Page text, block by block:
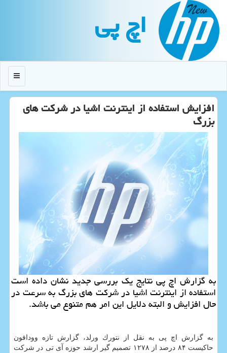
اچ پی
منو
افزایش استفاده از اینترنت اشیا در شركت های
بزرگ
به گزارش اچ پی نتایج یك بررسی جدید نشان داده است
استفاده از اینترنت اشیا در شركت های بزرگ به سرعت در
حال افزایش و البته دلایل این امر هم متنوع می باشد.
به گزارش اچ پی به نقل از نتورك ورلد، گزارش تازه وودافون
حاكیست ۸۴ درصد از ۱۲۷۸ تصمیم گیر ارشد حوزه آی تی در شركت